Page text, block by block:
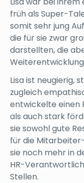
früh als Super-
somit sehr jung
die für sie zwar
darstellten, die
Lisa ist neugierig,
zugleich
entwickelte einen
als auch stark
sie sowohl gute
für die
sie noch mehr in
HR-
Stellen.